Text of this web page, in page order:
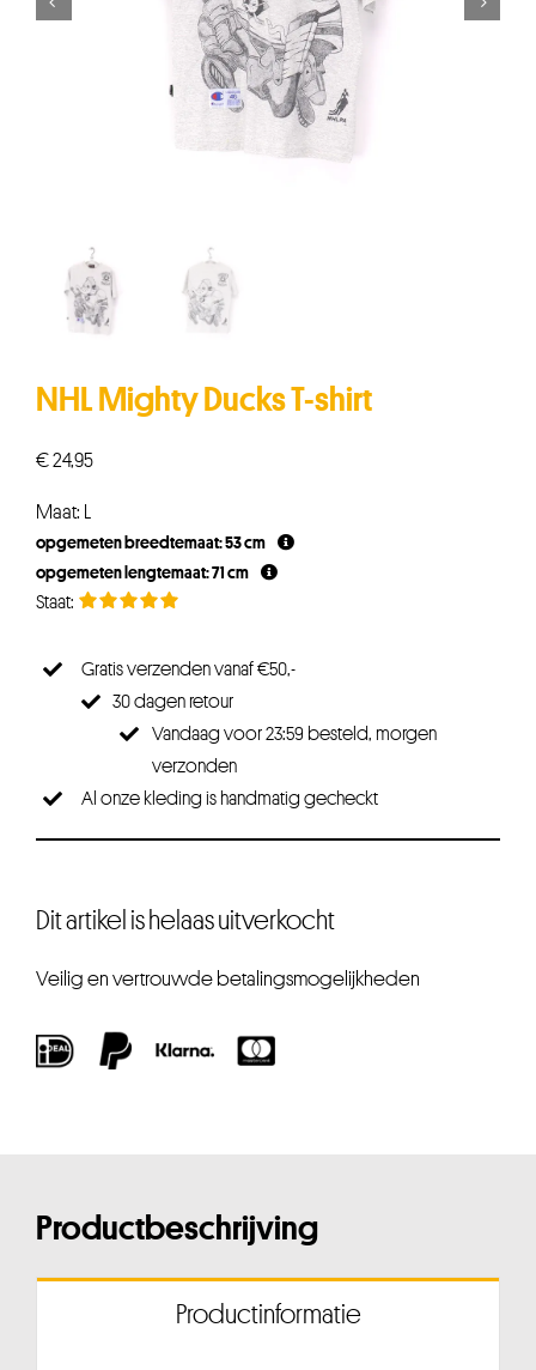
NHL Mighty Ducks T-shirt
€24,95
Maat: L
opgemeten breedtemaat: 53 cm
opgemeten lengtemaat: 71 cm
Gratis verzenden vanaf €50,-
30 dagen retour
Vandaag voor 23:59 besteld, morgen
verzonden
Al onze kleding is handmatig gecheckt
Dit artikel is helaas uitverkocht
Veilig en vertrouwde betalingsmogelijkheden
Productbeschrijving
Productinformatie